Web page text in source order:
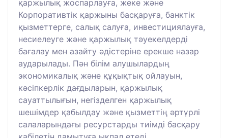
қаржылық жоспарлауға, жеке және
Корпоративтік қаржыны басқаруға, банктік
қызметтерге, салық салуға, инвестициялауға,
несиелеуге және қаржылық тәуекелдерді
бағалау мен азайту әдістеріне ерекше назар
аударылады. Пән білім алушылардың
экономикалық және құқықтық ойлауын,
кәсіпкерлік дағдыларын, қаржылық
сауаттылығын, негізделген қаржылық
шешімдер қабылдау және қызметтің әртүрлі
салаларындағы ресурстарды тиімді басқару